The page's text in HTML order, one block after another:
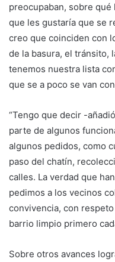
preocupaban, sobre
que les gustaría que se
creo que coinciden con
de la basura, el tránsito,
tenemos nuestra lista
que se a poco se van
“Tengo que decir -
parte de algunos
algunos pedidos, como
paso del chatín,
calles. La verdad que
pedimos a los vecinos
convivencia, con
barrio limpio primero
Sobre otros avances